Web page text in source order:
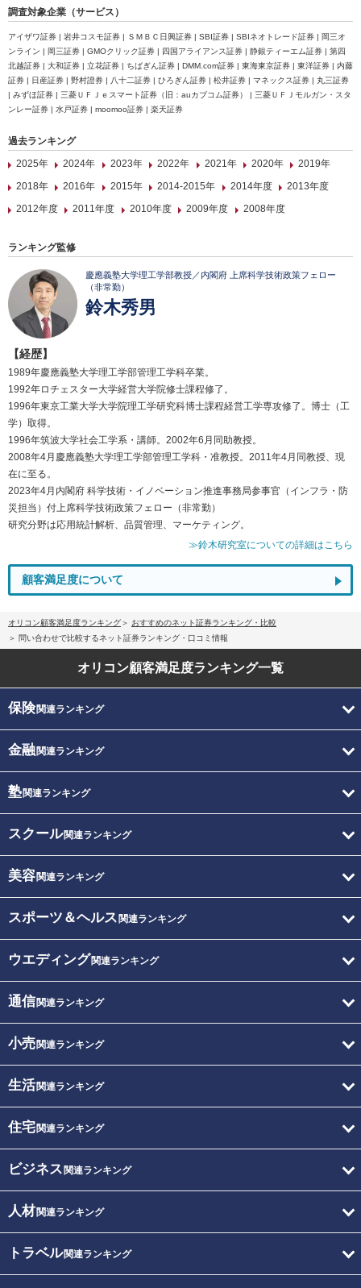
調査対象企業（サービス）
アイザワ証券 | 岩井コスモ証券 | ＳＭＢＣ日興証券 | SBI証券 | SBIネオトレード証券 | 岡三オ
ンライン | 岡三証券 | GMOクリック証券 | 四国アライアンス証券 | 静銀ティーエム証券 | 第四
北越証券 | 大和証券 | 立花証券 | ちばぎん証券 | DMM.com証券 | 東海東京証券 | 東洋証券 | 内藤
証券 | 日産証券 | 野村證券 | 八十二証券 | ひろぎん証券 | 松井証券 | マネックス証券 | 丸三証券
| みずほ証券 | 三菱ＵＦＪｅスマート証券（旧：auカブコム証券） | 三菱ＵＦＪモルガン・スタ
ンレー証券 | 水戸証券 | moomoo証券 | 楽天証券
過去ランキング
2025年
2024年 2023年 2022年 2021年 2020年
2019年
2018年
2016年 2015年 2014-2015年 2014年度
2013年度
2012年度
2011年度 2010年度 2009年度 2008年度
ランキング監修
慶應義塾大学理工学部教授／内閣府 上席科学技術政策フェロー
（非常勤）
鈴木秀男
【経歴】
1989年慶應義塾大学理工学部管理工学科卒業。
1992年ロチェスター大学経営大学院修士課程修了。
1996年東京工業大学大学院理工学研究科博士課程経営工学専攻修了。博士（工
学）取得。
1996年筑波大学社会工学系・講師。2002年6月同助教授。
2008年4月慶應義塾大学理工学部管理工学科・准教授。2011年4月同教授、現
在に至る。
2023年4月内閣府 科学技術・イノベーション推進事務局参事官（インフラ・防
災担当）付上席科学技術政策フェロー（非常勤）
研究分野は応用統計解析、品質管理、マーケティング。
≫鈴木研究室についての詳細はこちら
顧客満足度について
オリコン顧客満足度ランキング
おすすめのネット証券ランキング・比較
問い合わせで比較するネット証券ランキング・口コミ情報
オリコン顧客満足度ランキング一覧
保険関連ランキング
金融関連ランキング
塾関連ランキング
スクール関連ランキング
美容関連ランキング
スポーツ＆ヘルス 関連ランキング
ウエディング関連ランキング
通信関連ランキング
小売関連ランキング
生活関連ランキング
住宅関連ランキング
ビジネス 関連ランキング
人材関連ランキング
トラベル関連ランキング